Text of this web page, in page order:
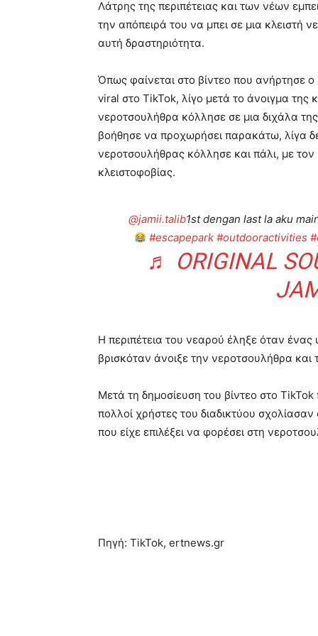
Λάτρης της περιπέτειας και των νέων
την απόπειρά του να μπει σε μια κλειστή
αυτή δραστηριότητα.
Όπως φαίνεται στο βίντεο που ανήρτησε ο
viral στο TikTok, λίγο μετά το άνοιγμα της
νεροτσουλήθρα κόλλησε σε μια διχάλα
βοήθησε να προχωρήσει παρακάτω, λίγα
νεροτσουλήθρας κόλλησε και πάλι, με τον
κλειστοφοβίας.
@jamii.talib1st dengan last la aku
#escapepark #outdooractivities
♬ ORIGINAL
Η περιπέτεια του νεαρού έληξε όταν
βρισκόταν άνοιξε την νεροτσουλήθρα και
Μετά τη δημοσίευση του βίντεο στο
πολλοί χρήστες του διαδικτύου
που είχε επιλέξει να φορέσει στη
Πηγή: TikTok, ertnews.gr